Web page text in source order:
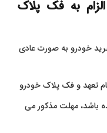
به فک پلاک
خودرو به صورت عادی
تعهد و فک پلاک خودرو
باشد، مهلت مذکور می